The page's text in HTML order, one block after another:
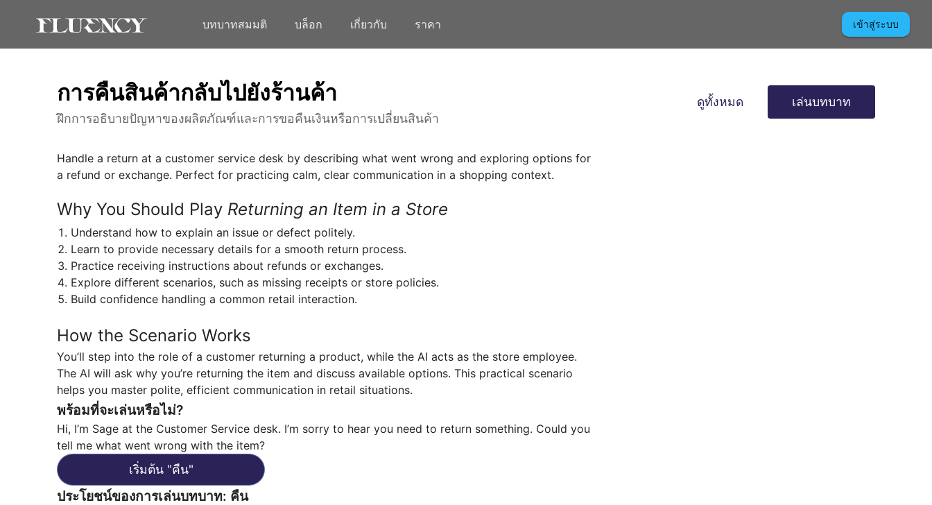
บทบาทสมมติ บล็อก เกี่ยวกับ ราคา เข้าสู่ระบบ
การคืนสินค้ากลับไปยังร้านค้า
ฝึกการอธิบายปัญหาของผลิตภัณฑ์และการขอคืนเงินหรือการเปลี่ยนสินค้า
ดูทั้งหมด เล่นบทบาท
Handle a return at a customer service desk by describing what went wrong and exploring options for
a refund or exchange. Perfect for practicing calm, clear communication in a shopping context.
Why You Should Play Returning an Item in a Store
Understand how to explain an issue or defect politely.
Learn to provide necessary details for a smooth return process.
Practice receiving instructions about refunds or exchanges.
Explore different scenarios, such as missing receipts or store policies.
Build confidence handling a common retail interaction.
How the Scenario Works
You’ll step into the role of a customer returning a product, while the AI acts as the store employee.
The AI will ask why you’re returning the item and discuss available options. This practical scenario
helps you master polite, efficient communication in retail situations.
พร้อมที่จะเล่นหรือไม่?
Hi, I’m Sage at the Customer Service desk. I’m sorry to hear you need to return something. Could you
tell me what went wrong with the item?
เริ่มต้น"คืน"
ประโยชน์ของการเล่นบทบาท: คืน